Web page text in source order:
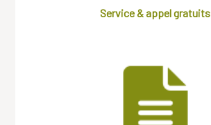
Service & appel gratuits